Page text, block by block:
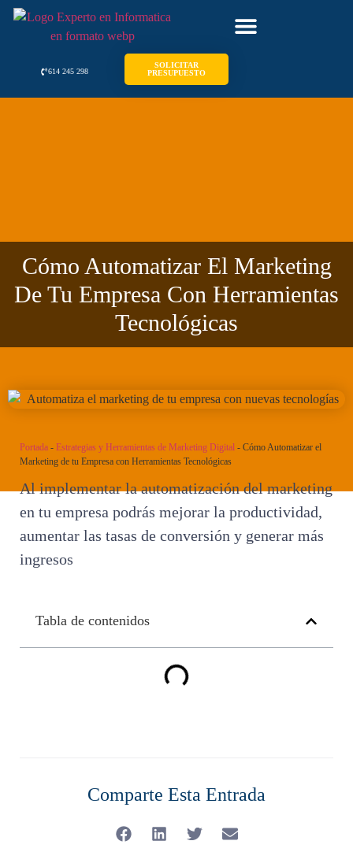
614 245 298
SOLICITAR
PRESUPUESTO
Cómo Automatizar El Marketing
De Tu Empresa Con Herramientas
Tecnológicas
Portada - Estrategias y Herramientas de Marketing Digital - Cómo Automatizar el
Marketing de tu Empresa con Herramientas Tecnológicas
Al implementar la automatización del marketing
en tu empresa podrás mejorar la productividad,
aumentar las tasas de conversión y generar más
ingresos
Tabla de contenidos
Comparte Esta Entrada